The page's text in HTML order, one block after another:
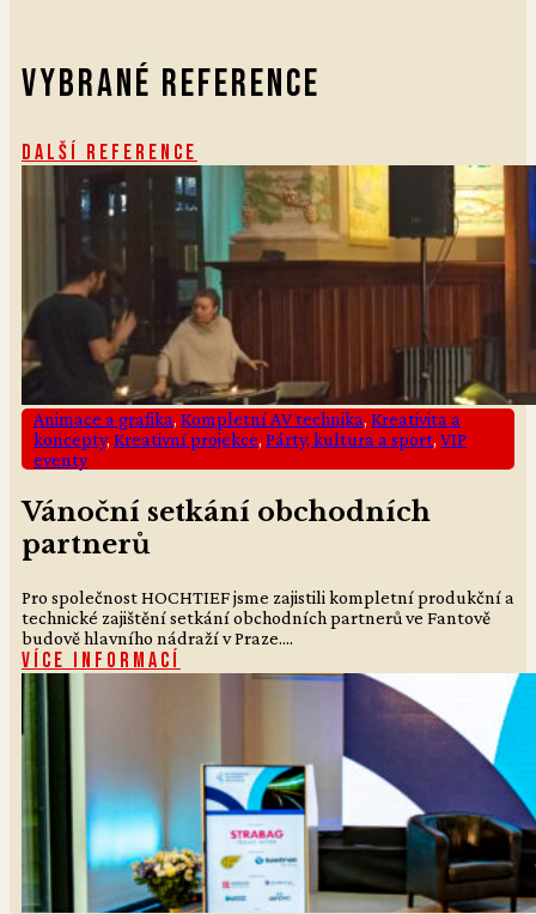
Vybrané reference
Další reference
Animace a grafika, Kompletní AV technika, Kreativita a
koncepty, Kreativní projekce, Párty, kultura a sport, VIP
eventy
Vánoční setkání obchodních
partnerů
Pro společnost HOCHTIEF jsme zajistili kompletní produkční a
technické zajištění setkání obchodních partnerů ve Fantově
budově hlavního nádraží v Praze....
Více informací